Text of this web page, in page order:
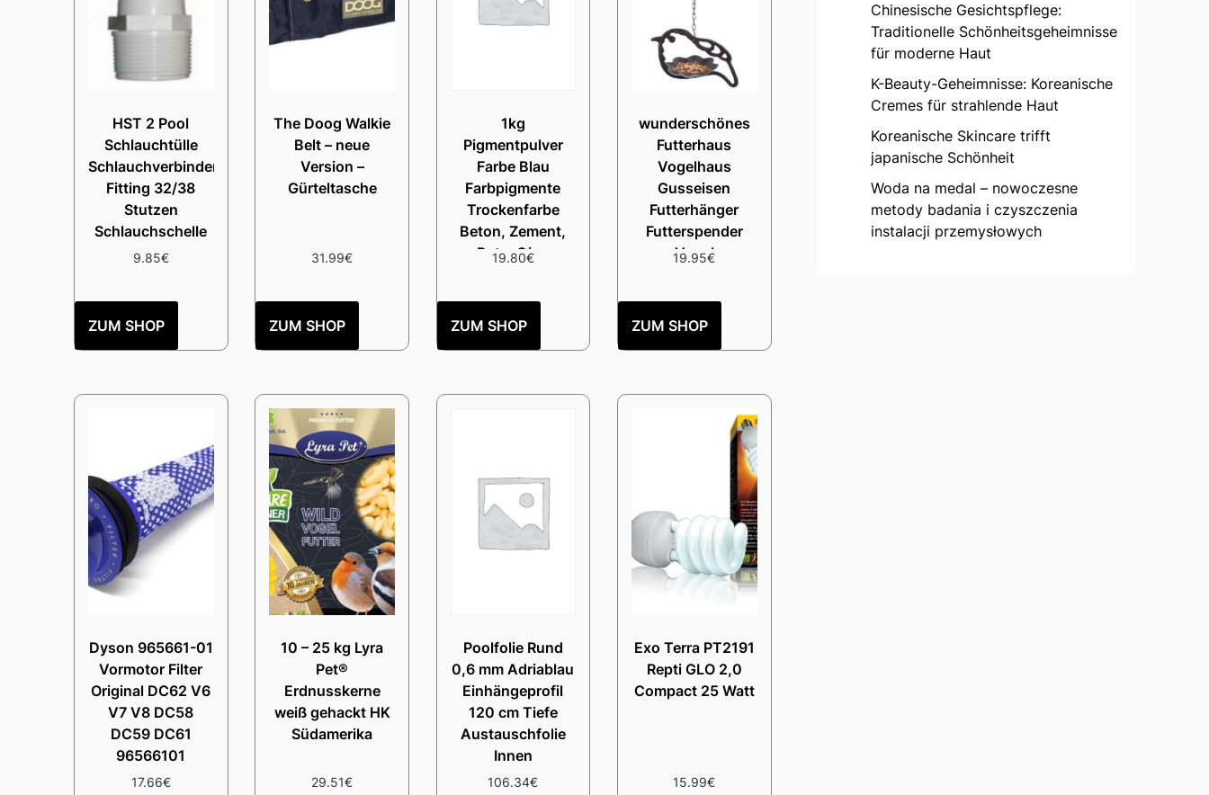
HST 2 Pool
Schlauchtülle
Schlauchverbinder
Fitting 32/38
Stutzen
Schlauchschelle
9.85€
ZUM SHOP
The Doog Walkie
Belt – neue
Version –
Gürteltasche
31.99€
ZUM SHOP
1kg
Pigmentpulver
Farbe Blau
Farbpigmente
Trockenfarbe
Beton, Zement,
Putz, Gips
19.80€
ZUM SHOP
wunderschönes
Futterhaus
Vogelhaus
Gusseisen
Futterhänger
Futterspender
Vogel
19.95€
ZUM SHOP
Dyson 965661-01
Vormotor Filter
Original DC62 V6
V7 V8 DC58
DC59 DC61
96566101
17.66€
10 – 25 kg Lyra
Pet®
Erdnusskerne
weiß gehackt HK
Südamerika
29.51€
Poolfolie Rund
0,6 mm Adriablau
Einhängeprofil
120 cm Tiefe
Austauschfolie
Innen
106.34€
Exo Terra PT2191
Repti GLO 2,0
Compact 25 Watt
15.99€
Chinesische Gesichtspflege:
Traditionelle Schönheitsgeheimnisse
für moderne Haut
K-Beauty-Geheimnisse: Koreanische
Cremes für strahlende Haut
Koreanische Skincare trifft
japanische Schönheit
Woda na medal – nowoczesne
metody badania i czyszczenia
instalacji przemysłowych